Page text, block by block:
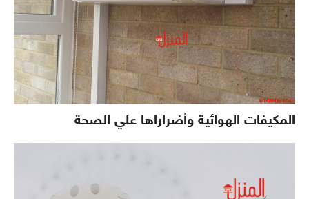
المكيفات الهوائية وأضراراها علي الصحة